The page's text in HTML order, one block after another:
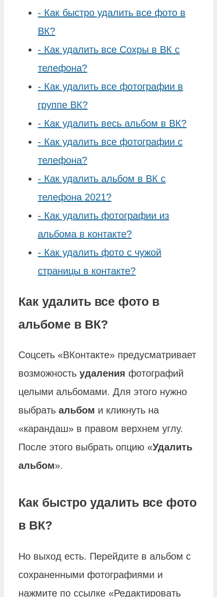
- Как быстро удалить все фото в
ВК?
- Как удалить все Сохры в ВК с
телефона?
- Как удалить все фотографии в
группе ВК?
- Как удалить весь альбом в ВК?
- Как удалить все фотографии с
телефона?
- Как удалить альбом в ВК с
телефона 2021?
- Как удалить фотографии из
альбома в контакте?
- Как удалить фото с чужой
страницы в контакте?
Как удалить все фото в
альбоме в ВК?
Соцсеть «ВКонтакте» предусматривает
возможность удаления фотографий
целыми альбомами. Для этого нужно
выбрать альбом и кликнуть на
«карандаш» в правом верхнем углу.
После этого выбрать опцию «Удалить
альбом».
Как быстро удалить все фото
в ВК?
Но выход есть. Перейдите в альбом с
сохраненными фотографиями и
нажмите по ссылке «Редактировать